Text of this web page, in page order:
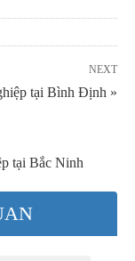
NEXT
tại Bình Định »
tại Bắc Ninh